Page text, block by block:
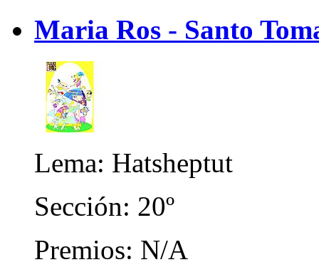
Maria Ros - Santo
Lema: Hatsheptut
Sección: 20º
Premios: N/A